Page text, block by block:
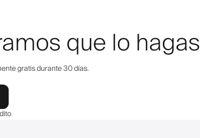
que lo hagas
gratis durante 30 días.